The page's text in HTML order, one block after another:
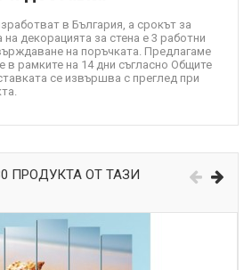
в България, а срокът за
декорацията за стена е 3 работни
на поръчката. Предлагаме
в рамките на 14 дни съгласно Общите
се извършва с преглед при
ПРОДУКТА ОТ ТАЗИ